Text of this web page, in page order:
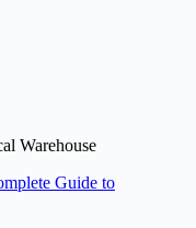
Warehouse
Guide to